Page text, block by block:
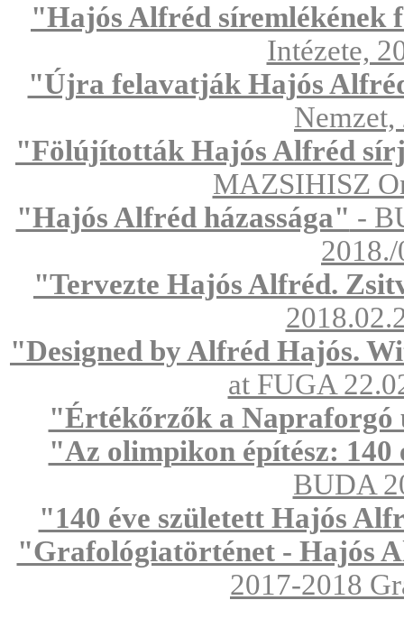
"Hajós Alfréd síremlékének
Intézete,
"Újra felavatják Hajós
"Fölújították Hajós Alfréd
MAZSIHISZ
"Hajós Alfréd házassága" -
2018./
"Tervezte Hajós Alfréd.
"Designed by Alfréd Hajós.
at FUGA
"Értékőrzők a Napraforgó
"Az olimpikon építész:
BUDA
"140 éve született Hajós
"Grafológiatörténet - Hajós
2017-2018